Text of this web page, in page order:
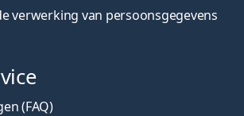
verwerking van persoonsgegevens
(FAQ)